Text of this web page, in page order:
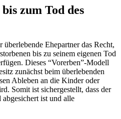
zum Tod des
Ehepartner das Recht,
bis zu seinem eigenen Tod
Dieses “Vorerben”-Modell
zunächst beim überlebenden
Ableben an die Kinder oder
Somit ist sichergestellt, dass der
ist und alle